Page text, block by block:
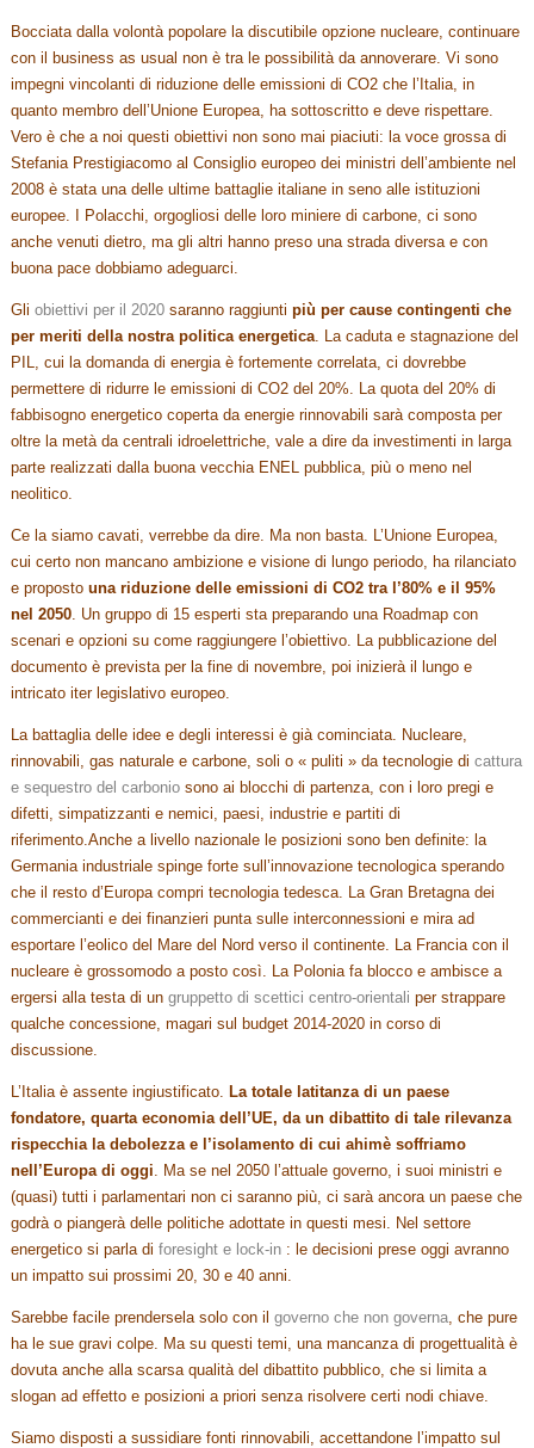
Bocciata dalla volontà popolare la discutibile opzione nucleare, continuare
con il business as usual non è tra le possibilità da annoverare. Vi sono
impegni vincolanti di riduzione delle emissioni di CO2 che l’Italia, in
quanto membro dell’Unione Europea, ha sottoscritto e deve rispettare.
Vero è che a noi questi obiettivi non sono mai piaciuti: la voce grossa di
Stefania Prestigiacomo al Consiglio europeo dei ministri dell’ambiente nel
2008 è stata una delle ultime battaglie italiane in seno alle istituzioni
europee. I Polacchi, orgogliosi delle loro miniere di carbone, ci sono
anche venuti dietro, ma gli altri hanno preso una strada diversa e con
buona pace dobbiamo adeguarci.
Gliobiettivi per il 2020 saranno raggiuntipiù per cause contingenti che
per meriti della nostra politica energetica. La caduta e stagnazione del
PIL, cui la domanda di energia è fortemente correlata, ci dovrebbe
permettere di ridurre le emissioni di CO2 del 20%. La quota del 20% di
fabbisogno energetico coperta da energie rinnovabili sarà composta per
oltre la metà da centrali idroelettriche, vale a dire da investimenti in larga
parte realizzati dalla buona vecchia ENEL pubblica, più o meno nel
neolitico.
Ce la siamo cavati, verrebbe da dire. Ma non basta. L’Unione Europea,
cui certo non mancano ambizione e visione di lungo periodo, ha rilanciato
e propostouna riduzione delle emissioni di CO2 tra l’80% e il 95%
nel 2050. Un gruppo di 15 esperti sta preparando una Roadmap con
scenari e opzioni su come raggiungere l’obiettivo. La pubblicazione del
documento è prevista per la fine di novembre, poi inizierà il lungo e
intricato iter legislativo europeo.
La battaglia delle idee e degli interessi è già cominciata. Nucleare,
rinnovabili, gas naturale e carbone, soli o « puliti » da tecnologie dicattura
e sequestro del carbonio sono ai blocchi di partenza, con i loro pregi e
difetti, simpatizzanti e nemici, paesi, industrie e partiti di
riferimento.Anche a livello nazionale le posizioni sono ben definite: la
Germania industriale spinge forte sull’innovazione tecnologica sperando
che il resto d’Europa compri tecnologia tedesca. La Gran Bretagna dei
commercianti e dei finanzieri punta sulle interconnessioni e mira ad
esportare l’eolico del Mare del Nord verso il continente. La Francia con il
nucleare è grossomodo a posto così. La Polonia fa blocco e ambisce a
ergersi alla testa di ungruppetto di scettici centro-orientali per strappare
qualche concessione, magari sul budget 2014-2020 in corso di
discussione.
L’Italia è assente ingiustificato. La totale latitanza di un paese
fondatore, quarta economia dell’UE, da un dibattito di tale rilevanza
rispecchia la debolezza e l’isolamento di cui ahimè soffriamo
nell’Europa di oggi. Ma se nel 2050 l’attuale governo, i suoi ministri e
(quasi) tutti i parlamentari non ci saranno più, ci sarà ancora un paese che
godrà o piangerà delle politiche adottate in questi mesi. Nel settore
energetico si parla diforesight e lock-in : le decisioni prese oggi avranno
un impatto sui prossimi 20, 30 e 40 anni.
Sarebbe facile prendersela solo con ilgoverno che non governa, che pure
ha le sue gravi colpe. Ma su questi temi, una mancanza di progettualità è
dovuta anche alla scarsa qualità del dibattito pubblico, che si limita a
slogan ad effetto e posizioni a priori senza risolvere certi nodi chiave.
Siamo disposti a sussidiare fonti rinnovabili, accettandone l’impatto sul